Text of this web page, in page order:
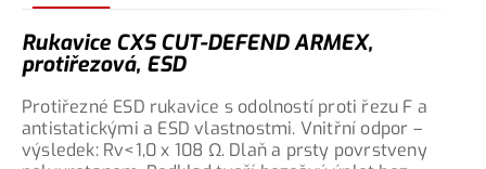
Rukavice CXS CUT-DEFEND ARMEX,
protiřezová, ESD
Protiřezné ESD rukavice s odolností proti řezu F a
antistatickými a ESD vlastnostmi. Vnitřní odpor –
výsledek: Rv<1,0 x 108 Ω. Dlaň a prsty povrstveny